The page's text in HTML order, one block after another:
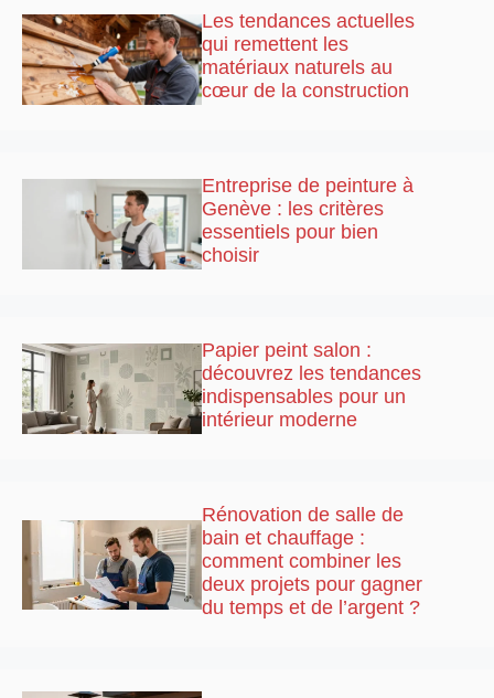
Les tendances actuelles
qui remettent les
matériaux naturels au
cœur de la construction
Entreprise de peinture à
Genève : les critères
essentiels pour bien
choisir
Papier peint salon :
découvrez les tendances
indispensables pour un
intérieur moderne
Rénovation de salle de
bain et chauffage :
comment combiner les
deux projets pour gagner
du temps et de l’argent ?